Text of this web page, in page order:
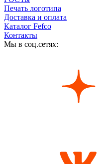
Печать логотипа
Доставка и оплата
Каталог Fefco
Контакты
Мы в соц.сетях: